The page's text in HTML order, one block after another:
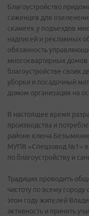
Благоустройство
саженцев для
скамеек у подъездов
надписей и рекламных
обязанность
многоквартирных домов
благоустройстве своих
уборки и посадочный
домом организация на
В настоящее время
производства и
районе ключа
МУПВ «Спецзавод №1» в
по благоустройству и
Традиция проводить
чистоту по всему
этом году жителей
активность и принять